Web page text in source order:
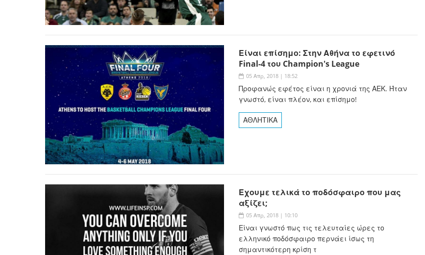
Είναι επίσημο: Στην Αθήνα το εφετινό
Final-4 του Champion's League
05 Απρ, 2018 | 18:52
Προφανώς εφέτος είναι η χρονιά της ΑΕΚ. Ήταν
γνωστό, είναι πλέον, και επίσημο!
ΑΘΛΗΤΙΚΑ
Έχουμε τελικά το ποδόσφαιρο που μας
αξίζει;
05 Απρ, 2018 | 10:10
Είναι γνωστό πως τις τελευταίες ώρες το
ελληνικό ποδόσφαιρο περνάει ίσως τη
σημαντικότερη κρίση τ